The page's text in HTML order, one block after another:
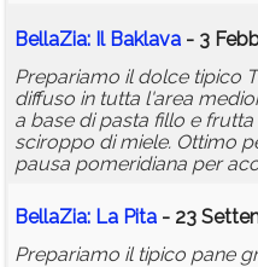
BellaZia: Il Baklava - 3
Prepariamo il dolce tipico
diffuso in tutta l'area
a base di pasta fillo e
sciroppo di miele. Ottimo
pausa pomeridiana per
BellaZia: La Pita - 23
Prepariamo il tipico pane